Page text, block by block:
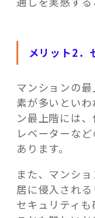
メリット2．
マンションの
素が多いとい
ン最上階には
レベーターなど
あります。
また、マンシ
居に侵入され
セキュリティ